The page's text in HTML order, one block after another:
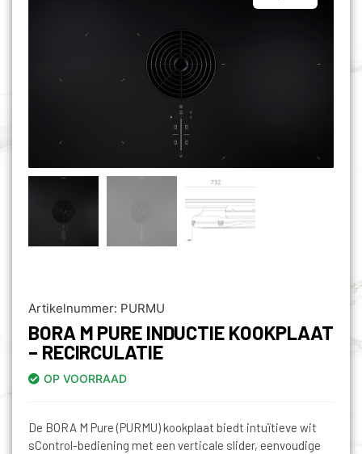
Artikelnummer: PURMU
BORA M PURE INDUCTIE KOOKPLAAT
– RECIRCULATIE
OP VOORRAAD
De BORA M Pure (PURMU) kookplaat biedt intuïtieve wit
sControl-bediening met een verticale slider, eenvoudige